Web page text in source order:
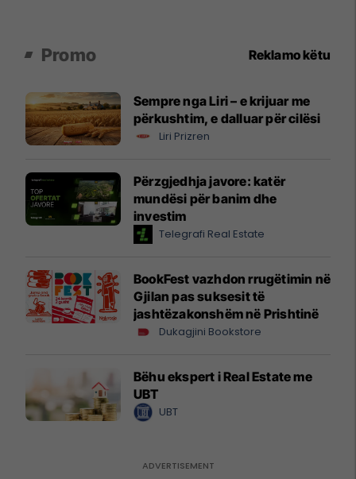
Promo Reklamo këtu
Sempre nga Liri – e krijuar me
përkushtim, e dalluar për cilësi
Liri Prizren
Përzgjedhja javore: katër
mundësi për banim dhe
investim
Telegrafi Real Estate
BookFest vazhdon rrugëtimin në
Gjilan pas suksesit të
jashtëzakonshëm në Prishtinë
Dukagjini Bookstore
Bëhu ekspert i Real Estate me
UBT
UBT